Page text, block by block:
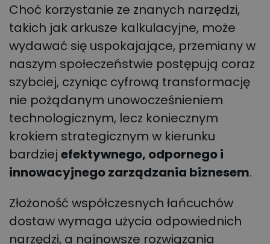
Choć korzystanie ze znanych narzędzi,
takich jak arkusze kalkulacyjne, może
wydawać się uspokajające, przemiany w
naszym społeczeństwie postępują coraz
szybciej, czyniąc cyfrową transformację
nie pożądanym unowocześnieniem
technologicznym, lecz koniecznym
krokiem strategicznym w kierunku
bardziej efektywnego, odpornego i
innowacyjnego zarządzania biznesem.
Złożoność współczesnych łańcuchów
dostaw wymaga użycia odpowiednich
narzędzi, a najnowsze rozwiązania